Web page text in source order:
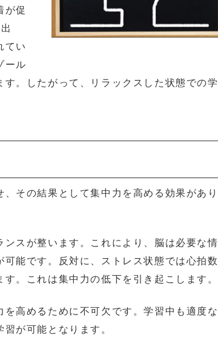
が促
てい
ール
。したがって、リラックスした状態での学
その結果として集中力を高める効果があり
スが整います。これにより、脳は必要な情
能です。反対に、ストレス状態では心拍数
。これは集中力の低下を引き起こします。
高めるために不可欠です。学習中も適度な
が可能となります。